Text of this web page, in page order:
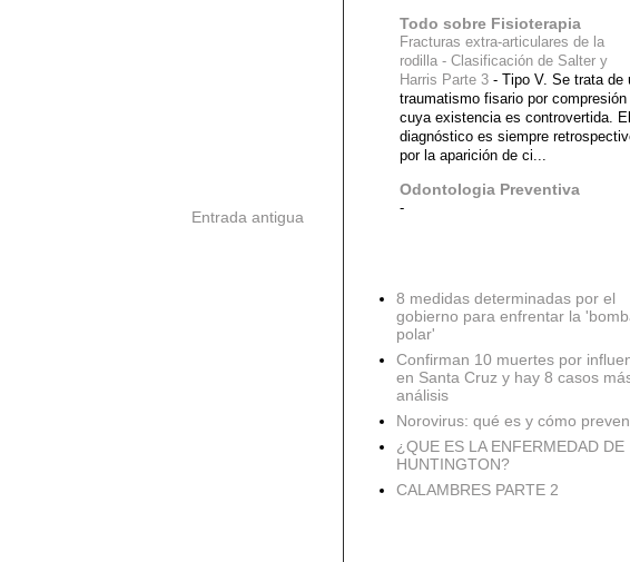
Entrada antigua
Todo sobre Fisioterapia
Fracturas extra-articulares de la
rodilla - Clasificación de Salter y
Harris Parte 3 - Tipo V. Se trata de
traumatismo fisario por compresión
cuya existencia es controvertida. El
diagnóstico es siempre
por la aparición de ci...
Odontologia Preventiva
-
8 medidas determinadas por el
gobierno para enfrentar la
polar'
Confirman 10 muertes por
en Santa Cruz y hay 8 casos
análisis
Norovirus: qué es y cómo
¿QUE ES LA ENFERMEDAD DE
HUNTINGTON?
CALAMBRES PARTE 2